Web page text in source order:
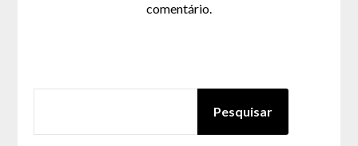
comentário.
Pesquisar